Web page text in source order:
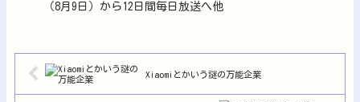
（8月9日）から12日間毎日放送へ他
Xiaomiとかいう謎の万能企業